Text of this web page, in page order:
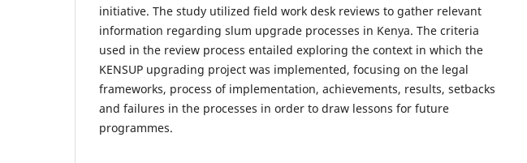
initiative. The study utilized field work desk reviews to gather relevant
information regarding slum upgrade processes in Kenya. The criteria
used in the review process entailed exploring the context in which the
KENSUP upgrading project was implemented, focusing on the legal
frameworks, process of implementation, achievements, results, setbacks
and failures in the processes in order to draw lessons for future
programmes.